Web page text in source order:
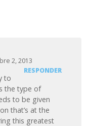
2, 2013
RESPONDER
to
the type of
to be given
that’s at the
this greatest